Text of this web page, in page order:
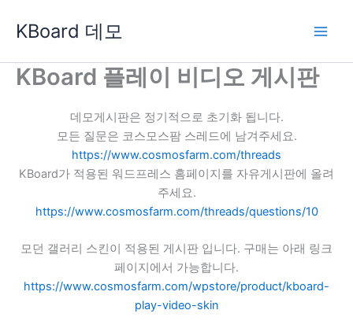
로
KBoard 데모
KBoard 플레이 비디오 게시판
데모게시판은 정기적으로 초기화 됩니다.
모든 질문은 코스모스팜 스레드에 남겨주세요.
https://www.cosmosfarm.com/threads
KBoard가 적용된 워드프레스 홈페이지를 자유게시판에 올려
주세요.
https://www.cosmosfarm.com/threads/questions/10
모던 갤러리 스킨이 적용된 게시판 입니다. 구매는 아래 링크
페이지에서 가능합니다.
https://www.cosmosfarm.com/wpstore/product/kboard-
play-video-skin